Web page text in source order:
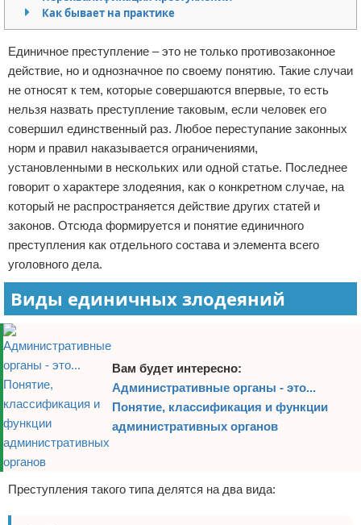
Кино и сериалы
Покупки
Мода и стиль
Отказ от ответственности
Как бывает на практике
Единичное преступление – это не только противозаконное
действие, но и однозначное по своему понятию. Такие случаи
не относят к тем, которые совершаются впервые, то есть
нельзя назвать преступление таковым, если человек его
совершил единственный раз. Любое переступание законных
норм и правил наказывается ограничениями,
установленными в нескольких или одной статье. Последнее
говорит о характере злодеяния, как о конкретном случае, на
который не распространяется действие других статей и
законов. Отсюда формируется и понятие единичного
преступления как отдельного состава и элемента всего
уголовного дела.
Виды единичных злодеяний
Вам будет интересно:
Административные органы - это...
Понятие, классификация и функции
административных органов
Преступления такого типа делятся на два вида: